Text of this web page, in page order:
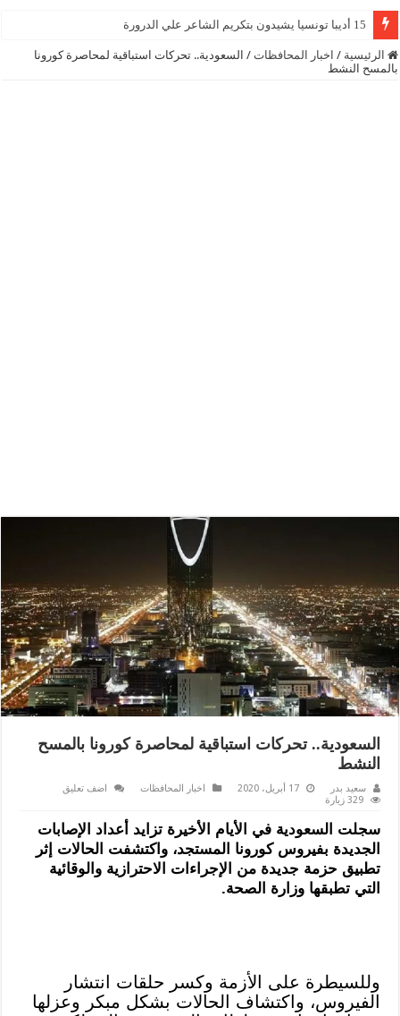
15 أديبا تونسيا يشيدون بتكريم الشاعر علي الدرورة
الرئيسية / اخبار المحافظات /
السعودية.. تحركات استباقية لمحاصرة كورونا
بالمسح النشط
السعودية.. تحركات استباقية لمحاصرة كورونا بالمسح
النشط
سعيد بدر 17 أبريل، 2020 اخبار المحافظات
اضف تعليق
329 زيارة
سجلت السعودية في الأيام الأخيرة تزايد أعداد الإصابات
الجديدة بفيروس كورونا المستجد، واكتشفت الحالات إثر
تطبيق حزمة جديدة من الإجراءات الاحترازية والوقائية
التي تطبقها وزارة الصحة.
وللسيطرة على الأزمة وكسر حلقات انتشار
الفيروس، واكتشاف الحالات بشكل مبكر وعزلها